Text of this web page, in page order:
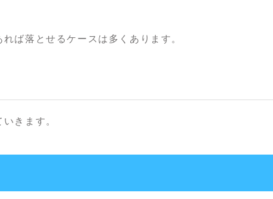
ば落とせるケースは多くあります。
きます。